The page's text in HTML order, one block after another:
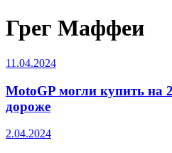
Грег Маффеи
11.04.2024
MotoGP могли купить на
дороже
2.04.2024